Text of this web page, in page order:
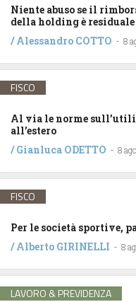
Niente abuso se il
della holding è residuale
/Alessandro COTTO - 8
FISCO
Al via le norme
all’estero
/Gianluca ODETTO - 8
FISCO
Per le società sportive,
/Alberto GIRINELLI - 8
LAVORO & PREVIDENZA